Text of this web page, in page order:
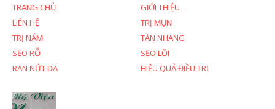
TRANG CHỦ
GIỚI THIỆU
LIÊN HỆ
TRỊ MỤN
TRỊ NÁM
TÀN NHANG
SẸO RỖ
SẸO LỒI
RẠN NỨT DA
HIỆU QUẢ ĐIỀU TRỊ